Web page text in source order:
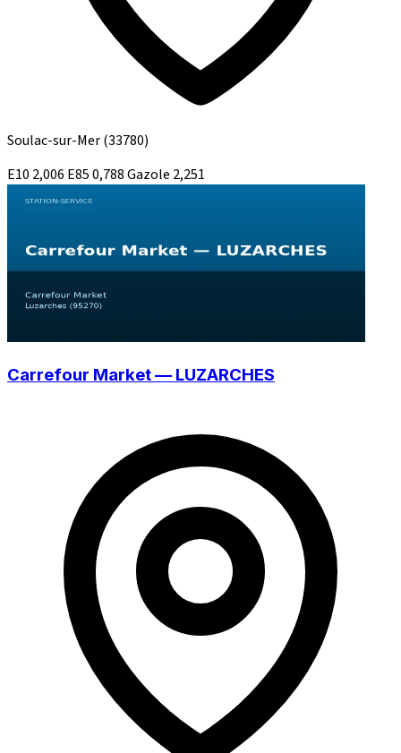
Soulac-sur-Mer(33780)
E10 2,006 E850,788Gazole 2,251
Carrefour Market — LUZARCHES